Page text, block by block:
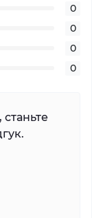
0
0
0
0